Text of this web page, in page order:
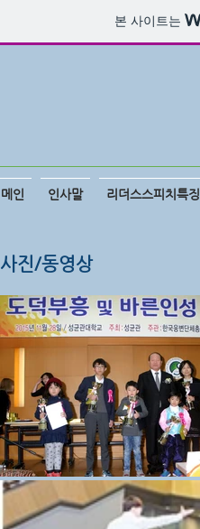
본 사이트는
메인 인사말 리더스스피치특징
사진/동영상